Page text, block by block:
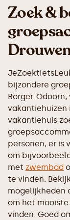
Zoek &
bijzondere
Borger-
vakantiehuizen
vakantiehuis
personen, er is
om
met zwembad
te vinden.
mogelijkheden
om het
vinden. Goed